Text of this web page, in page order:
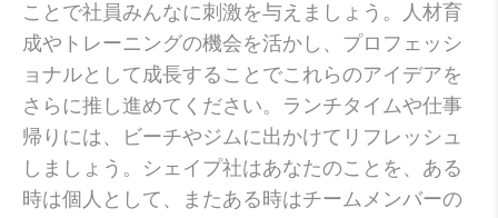
ことで社員みんなに刺激を与えましょう。人材育
成やトレーニングの機会を活かし、プロフェッシ
ョナルとして成長することでこれらのアイデアを
さらに推し進めてください。ランチタイムや仕事
帰りには、ビーチやジムに出かけてリフレッシュ
しましょう。シェイプ社はあなたのことを、ある
時は個人として、またある時はチームメンバーの